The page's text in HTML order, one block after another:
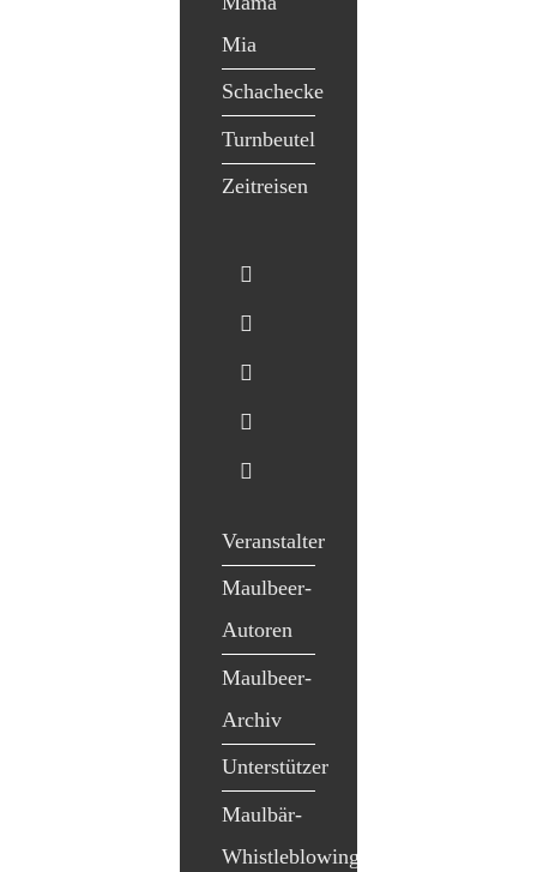
Mia
Schachecke
Turnbeutel
Zeitreisen
Veranstalter
Maulbeer-
Autoren
Maulbeer-
Archiv
Unterstützer
Maulbär-
Whistleblowing